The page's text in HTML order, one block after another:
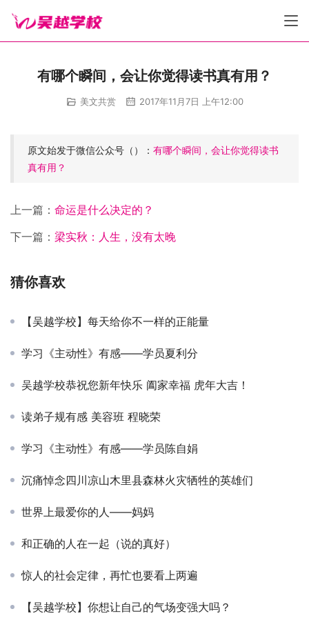
有哪个瞬间，会让你觉得读书真有用？
美文共赏 2017年11月7日 上午12:00
原文始发于微信公众号（）： 有哪个瞬间，会让你觉得读书
真有用？
上一篇： 命运是什么决定的？
下一篇： 梁实秋：人生，没有太晚
猜你喜欢
【吴越学校】每天给你不一样的正能量
学习《主动性》有感——学员夏利分
吴越学校恭祝您新年快乐 阖家幸福 虎年大吉！
读弟子规有感 美容班 程晓荣
学习《主动性》有感——学员陈自娟
沉痛悼念四川凉山木里县森林火灾牺牲的英雄们
世界上最爱你的人——妈妈
和正确的人在一起（说的真好）
惊人的社会定律，再忙也要看上两遍
【吴越学校】你想让自己的气场变强大吗？